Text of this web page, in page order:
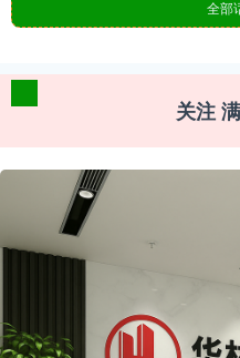
全部
关注